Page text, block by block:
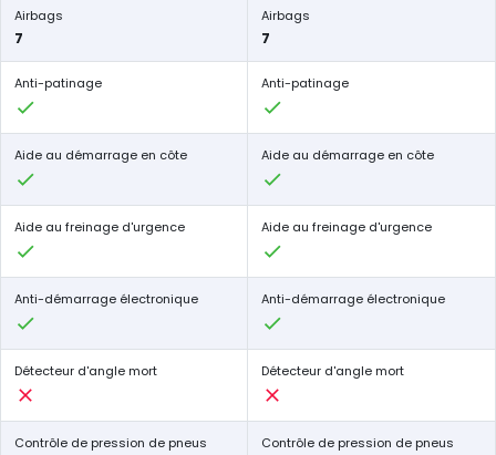
Airbags
7
Airbags
7
Anti-patinage Anti-patinage
Aide au démarrage en côte Aide au démarrage en côte
Aide au freinage d'urgence Aide au freinage d'urgence
Anti-démarrage électronique Anti-démarrage électronique
Détecteur d'angle mort Détecteur d'angle mort
Contrôle de pression de pneus Contrôle de pression de pneus